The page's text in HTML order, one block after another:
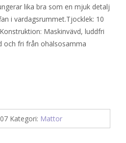
lika bra som en mjuk detalj
i vardagsrummet.Tjocklek: 10
Maskinvävd, luddfri
och fri från ohälsosamma
Kategori: Mattor